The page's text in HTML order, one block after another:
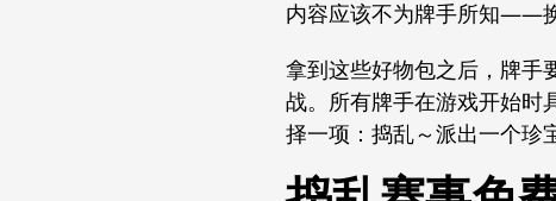
内容应该不为牌手所知——
拿到这些好物包之后，牌手
战。所有牌手在游戏开始时
择一项： 捣乱～派出一个珍